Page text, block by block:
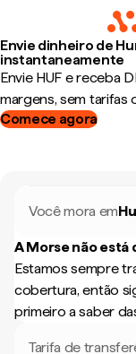
Envie dinheiro de
instantaneamente
Envie HUF e receba
margens, sem tarifas
Comece agora
Você mora em
A Morse não está
Estamos sempre
cobertura, então
primeiro a saber
Tarifa de